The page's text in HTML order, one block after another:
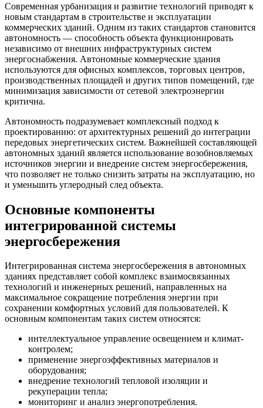
Современная урбанизация и развитие технологий приводят к
новым стандартам в строительстве и эксплуатации
коммерческих зданий. Одним из таких стандартов становится
автономность — способность объекта функционировать
независимо от внешних инфраструктурных систем
энергоснабжения. Автономные коммерческие здания
используются для офисных комплексов, торговых центров,
производственных площадей и других типов помещений, где
минимизация зависимости от сетевой электроэнергии
критична.
Автономность подразумевает комплексный подход к
проектированию: от архитектурных решений до интеграции
передовых энергетических систем. Важнейшей составляющей
автономных зданий является использование возобновляемых
источников энергии и внедрение систем энергосбережения,
что позволяет не только снизить затраты на эксплуатацию, но
и уменьшить углеродный след объекта.
Основные компоненты
интегрированной системы
энергосбережения
Интегрированная система энергосбережения в автономных
зданиях представляет собой комплекс взаимосвязанных
технологий и инженерных решений, направленных на
максимальное сокращение потребления энергии при
сохранении комфортных условий для пользователей. К
основным компонентам таких систем относятся:
интеллектуальное управление освещением и климат-
контролем;
применение энергоэффективных материалов и
оборудования;
внедрение технологий тепловой изоляции и
рекуперации тепла;
мониторинг и анализ энергопотребления.